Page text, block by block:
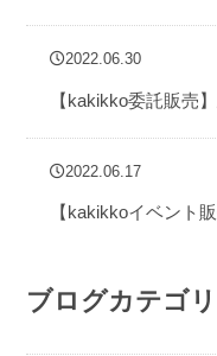
2022.06.30
【kakikko委託販売
2022.06.17
【kakikkoイベント
ブログカテゴリ